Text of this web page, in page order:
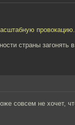
страны загонять
совсем не хочет,